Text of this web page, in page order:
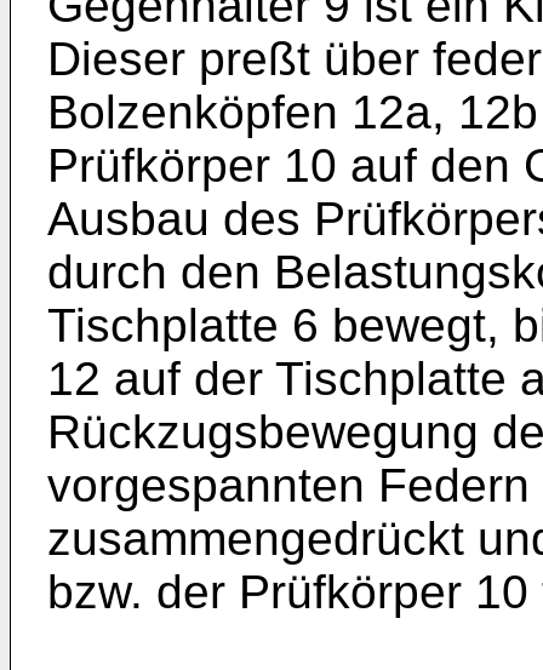
Dieser preßt über
Bolzenköpfen 12a,
Prüfkörper 10 auf den
Ausbau des
durch den
Tischplatte 6 bewegt,
12 auf der Tischplatte
Rückzugsbewegung
vorgespannten
zusammengedrückt
bzw. der Prüfkörper